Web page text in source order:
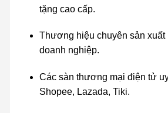
tặng cao cấp.
Thương hiệu chuyên sản xuất
doanh nghiệp.
Các sàn thương mại điện tử
Shopee, Lazada, Tiki.